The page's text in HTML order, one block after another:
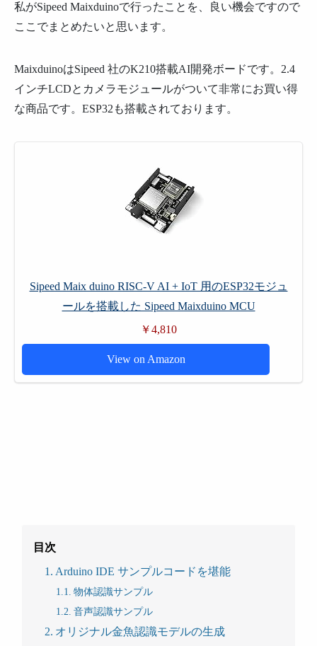
私がSipeed Maixduinoで行ったことを、良い機会ですので
ここでまとめたいと思います。
MaixduinoはSipeed 社のK210搭載AI開発ボードです。2.4
インチLCDとカメラモジュールがついて非常にお買い得
な商品です。ESP32も搭載されております。
Sipeed Maix duino RISC-V AI + IoT 用のESP32モジュ
ールを搭載した Sipeed Maixduino MCU
￥4,810
View on Amazon
目次
Arduino IDE サンプルコードを堪能
物体認識サンプル
音声認識サンプル
オリジナル金魚認識モデルの生成